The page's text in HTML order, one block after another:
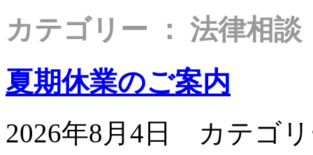
カテゴリー ： 法律相談
夏期休業のご案内
2026年8月4日 カテゴ